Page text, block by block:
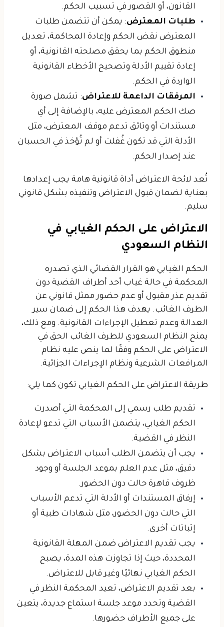
القانون، أو القصور في تسبيب الحكم.
طلبات المعترض: يمكن أن تتضمن طلبات
المعترض نقض الحكم وإعادة المحاكمة، تعديل
منطوق الحكم بما يحقق مصلحته القانونية، أو
إعادة تقييم الأدلة وتصحيح الأخطاء القانونية
الواردة في الحكم.
المرفقات الداعمة للاعتراض: تشمل صورة
صك الحكم المعترض عليه، بالإضافة إلى أي
مستندات أو وثائق تدعم موقف المعترض، مثل
الأدلة التي قد تكون غُفلت أو لم تُؤخذ في الحسبان
عند إصدار الحكم.
تُعد لائحة الاعتراض أداة قانونية هامة يجب إعدادها
بعناية لضمان قبول الاعتراض وتنفيذه بشكل قانوني
سليم.
الاعتراض على الحكم الغيابي في
النظام السعودي
الحكم الغيابي هو القرار القضائي الذي تصدره
المحكمة في حالة غياب أحد أطراف القضية دون
تقديم عذر مقبول أو عدم حضور ممثل قانوني عن
الطرف الغائب. يهدف هذا الحكم إلى ضمان سير
العدالة وعدم تعطيل الإجراءات القانونية. ومع ذلك،
يمنح النظام السعودي للطرف الغائب الحق في
الاعتراض على الحكم وفقًا لما ينص عليه نظام
المرافعات الشرعية ونظام الإجراءات الجزائية.
طريقة الاعتراض على الحكم الغيابي تكون كما يلي:
تقديم طلب رسمي إلى المحكمة التي أصدرت
الحكم الغيابي، يتضمن الأسباب التي تدعو لإعادة
النظر في القضية.
يجب أن يتضمن الطلب أسباب الاعتراض بشكل
دقيق، مثل عدم العلم بموعد الجلسة أو وجود
ظروف قاهرة حالت دون الحضور.
إرفاق المستندات أو الأدلة التي تدعم الأسباب
التي حالت دون الحضور، مثل شهادات طبية أو
إثباتات أخرى.
يجب تقديم الاعتراض ضمن المهلة القانونية
المحددة، حيث إذا تجاوزت هذه المدة، يصبح
الحكم الغيابي نهائيًا وغير قابل للاعتراض.
بعد تقديم الاعتراض، تعيد المحكمة النظر في
القضية وتحدد موعد جلسة استماع جديدة، يتعين
على جميع الأطراف حضورها.